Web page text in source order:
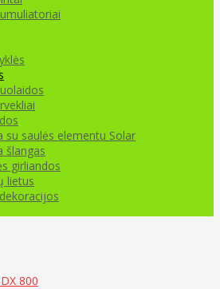
su saulės elementu Solar
šlangas
girliandos
lietus
800